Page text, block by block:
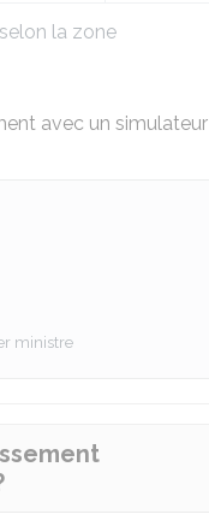
la zone
avec un simulateur
ministre